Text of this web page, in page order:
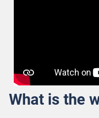
What is the